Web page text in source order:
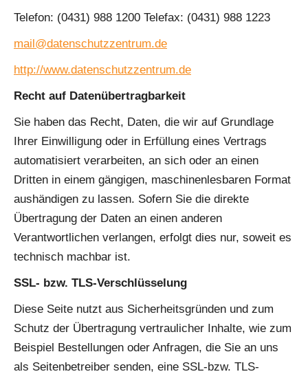
Telefon: (0431) 988 1200 Telefax: (0431) 988 1223
mail@datenschutzzentrum.de
http://www.datenschutzzentrum.de
Recht auf Datenübertragbarkeit
Sie haben das Recht, Daten, die wir auf Grundlage
Ihrer Einwilligung oder in Erfüllung eines Vertrags
automatisiert verarbeiten, an sich oder an einen
Dritten in einem gängigen, maschinenlesbaren Format
aushändigen zu lassen. Sofern Sie die direkte
Übertragung der Daten an einen anderen
Verantwortlichen verlangen, erfolgt dies nur, soweit es
technisch machbar ist.
SSL- bzw. TLS-Verschlüsselung
Diese Seite nutzt aus Sicherheitsgründen und zum
Schutz der Übertragung vertraulicher Inhalte, wie zum
Beispiel Bestellungen oder Anfragen, die Sie an uns
als Seitenbetreiber senden, eine SSL-bzw. TLS-